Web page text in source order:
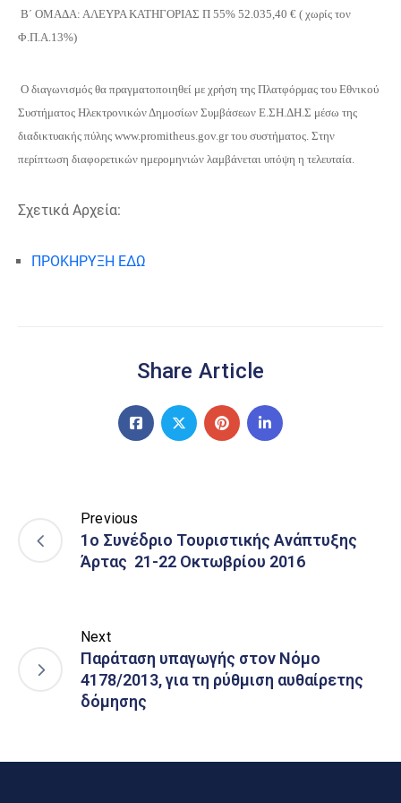
Β΄ ΟΜΑΔΑ: ΑΛΕΥΡΑ ΚΑΤΗΓΟΡΙΑΣ Π 55% 52.035,40 € ( χωρίς τον
Φ.Π.Α.13%)
Ο διαγωνισμός θα πραγματοποιηθεί με χρήση της Πλατφόρμας του Εθνικού
Συστήματος Ηλεκτρονικών Δημοσίων Συμβάσεων Ε.ΣΗ.ΔΗ.Σ μέσω της
διαδικτυακής πύλης www.promitheus.gov.gr του συστήματος. Στην
περίπτωση διαφορετικών ημερομηνιών λαμβάνεται υπόψη η τελευταία.
Σχετικά Αρχεία:
ΠΡΟΚΗΡΥΞΗ ΕΔΩ
Share Article
Previous
1ο Συνέδριο Τουριστικής Ανάπτυξης
Άρτας 21-22 Οκτωβρίου 2016
Next
Παράταση υπαγωγής στον Νόμο
4178/2013, για τη ρύθμιση αυθαίρετης
δόμησης